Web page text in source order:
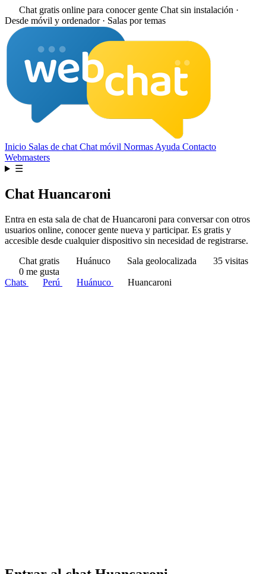
Chat gratis online para conocer gente Chat sin instalación ·
Desde móvil y ordenador · Salas por temas
Inicio Salas de chat Chat móvil Normas Ayuda Contacto
Webmasters
☰
Chat Huancaroni
Entra en esta sala de chat de Huancaroni para conversar con otros
usuarios online, conocer gente nueva y participar. Es gratis y
accesible desde cualquier dispositivo sin necesidad de registrarse.
Chat gratis
Huánuco Sala geolocalizada
35 visitas
0 me gusta
Chats
Perú Huánuco Huancaroni